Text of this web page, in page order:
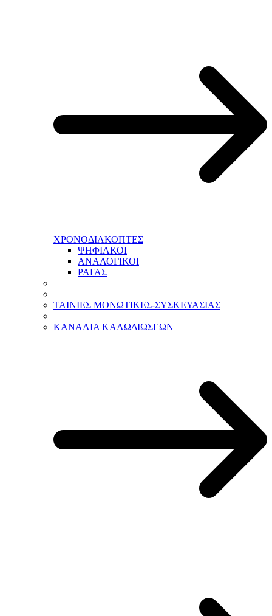
ΧΡΟΝΟΔΙΑΚΟΠΤΕΣ
ΨΗΦΙΑΚΟΙ
ΑΝΑΛΟΓΙΚΟΙ
ΡΑΓΑΣ
ΤΑΙΝΙΕΣ ΜΟΝΩΤΙΚΕΣ-ΣΥΣΚΕΥΑΣΙΑΣ
ΚΑΝΑΛΙΑ ΚΑΛΩΔΙΩΣΕΩΝ